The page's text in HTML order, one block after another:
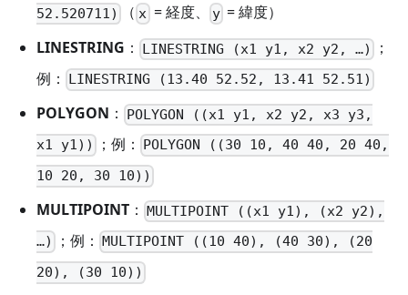
52.520711)
（x= 経度、 y= 緯度）
LINESTRING ： LINESTRING (x1 y1, x2 y2, …)
；
例：
LINESTRING (13.40 52.52, 13.41 52.51)
POLYGON ：
POLYGON ((x1 y1, x2 y2, x3 y3,
x1 y1))
；例：
POLYGON ((30 10, 40 40, 20 40,
10 20, 30 10))
MULTIPOINT ： MULTIPOINT ((x1 y1), (x2 y2),
…)
；例： MULTIPOINT ((10 40), (40 30), (20
20), (30 10))